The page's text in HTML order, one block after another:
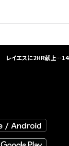
レイエスに2HR献上